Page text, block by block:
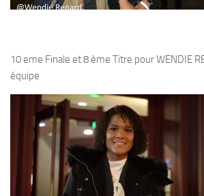
10 eme Finale et 8 ème Titre pour WENDIE
équipe